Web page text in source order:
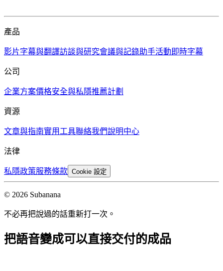
產品
影片字幕與翻譯訪談與研究會議與記錄助手活動即時字幕
公司
企業方案價格安全與私隱推薦計劃
資源
文章與指南實用工具聯絡我們說明中心
法律
私隱政策服務條款 Cookie 設定
© 2026 Subanana
不必再把說過的話重新打一次。
把語音變成可以直接交付的成品